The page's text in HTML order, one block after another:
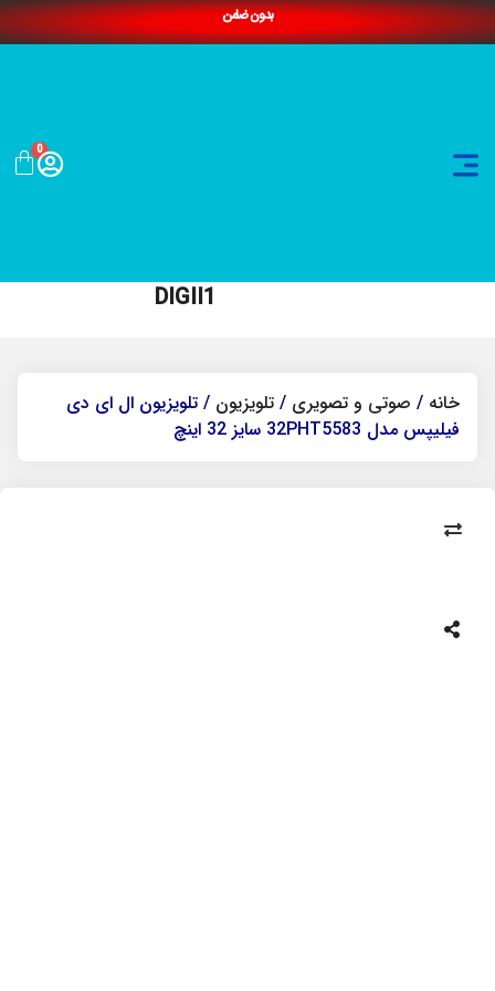
بدون ضامن
0
DIGII1
خانه / صوتی و تصویری / تلویزیون / تلویزیون ال ای دی
فیلیپس مدل 32PHT5583 سایز 32 اینچ